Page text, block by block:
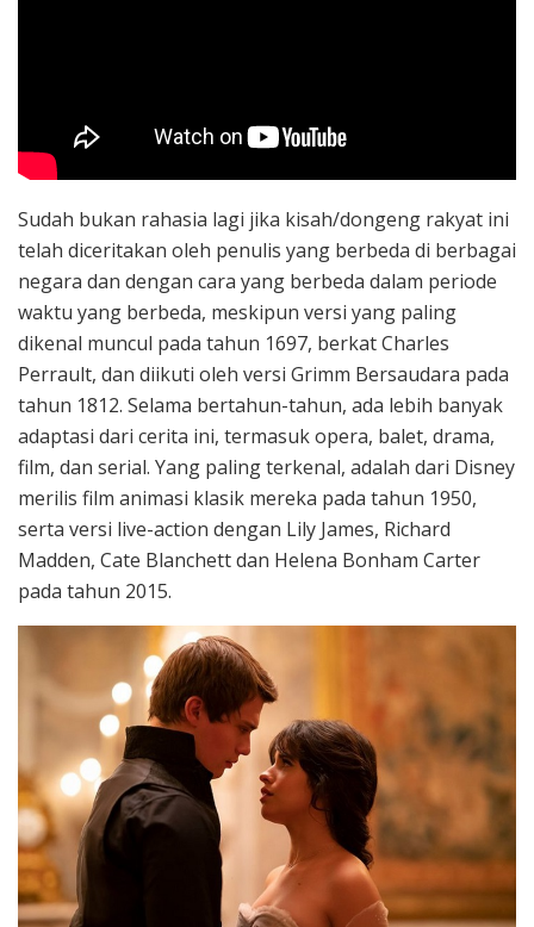
Sudah bukan rahasia lagi jika kisah/dongeng rakyat ini
telah diceritakan oleh penulis yang berbeda di berbagai
negara dan dengan cara yang berbeda dalam periode
waktu yang berbeda, meskipun versi yang paling
dikenal muncul pada tahun 1697, berkat Charles
Perrault, dan diikuti oleh versi Grimm Bersaudara pada
tahun 1812. Selama bertahun-tahun, ada lebih banyak
adaptasi dari cerita ini, termasuk opera, balet, drama,
film, dan serial. Yang paling terkenal, adalah dari Disney
merilis film animasi klasik mereka pada tahun 1950,
serta versi live-action dengan Lily James, Richard
Madden, Cate Blanchett dan Helena Bonham Carter
pada tahun 2015.